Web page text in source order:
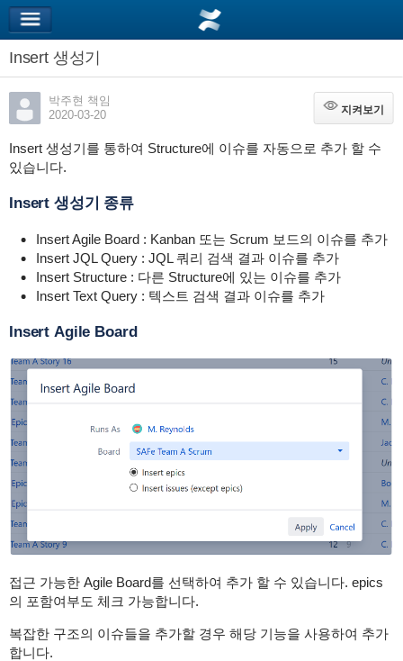
Insert 생성기
박주현 책임
2020-03-20
지켜보기
지켜보기
Insert 생성기를 통하여 Structure에 이슈를 자동으로 추가 할 수
있습니다.
Insert 생성기 종류
Insert Agile Board : Kanban 또는 Scrum 보드의 이슈를 추가
Insert JQL Query : JQL 쿼리 검색 결과 이슈를 추가
Insert Structure : 다른 Structure에 있는 이슈를 추가
Insert Text Query : 텍스트 검색 결과 이슈를 추가
Insert Agile Board
접근 가능한 Agile Board를 선택하여 추가 할 수 있습니다. epics
의 포함여부도 체크 가능합니다.
복잡한 구조의 이슈들을 추가할 경우 해당 기능을 사용하여 추가
합니다.